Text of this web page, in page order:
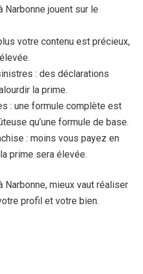
Narbonne jouent sur le
votre contenu est précieux,
: des déclarations
la prime.
: une formule complète est
qu’une formule de base.
: moins vous payez en
prime sera élevée.
mieux vaut réaliser
profil et votre bien.